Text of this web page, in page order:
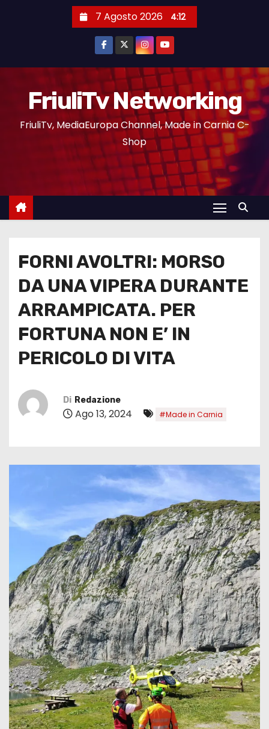
7 Agosto 2026 4:12
FriuliTv Networking
FriuliTv, MediaEuropa Channel, Made in Carnia C-
Shop
FORNI AVOLTRI: MORSO
DA UNA VIPERA DURANTE
ARRAMPICATA. PER
FORTUNA NON E’ IN
PERICOLO DI VITA
Di Redazione
Ago 13, 2024 #Made in Carnia